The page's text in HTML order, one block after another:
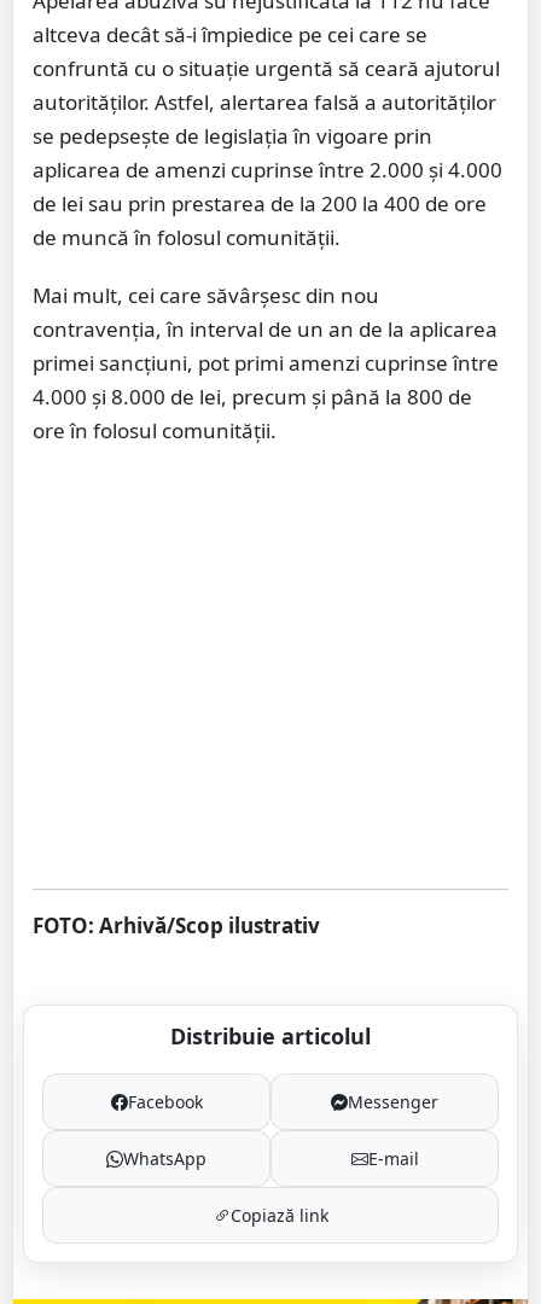
altceva decât să-i împiedice pe cei care se
confruntă cu o situație urgentă să ceară ajutorul
autorităților. Astfel, alertarea falsă a autorităților
se pedepsește de legislația în vigoare prin
aplicarea de amenzi cuprinse între 2.000 și 4.000
de lei sau prin prestarea de la 200 la 400 de ore
de muncă în folosul comunității.
Mai mult, cei care săvârșesc din nou
contravenția, în interval de un an de la aplicarea
primei sancțiuni, pot primi amenzi cuprinse între
4.000 și 8.000 de lei, precum și până la 800 de
ore în folosul comunității.
FOTO: Arhivă/Scop ilustrativ
Distribuie articolul
Facebook Messenger
WhatsApp E-mail
Copiază link